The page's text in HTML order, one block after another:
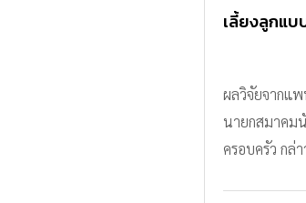
เลี้ยงลูกแบ
ผลวิจัยจากแ
นายกสมาคม
ครอบครัว กล่